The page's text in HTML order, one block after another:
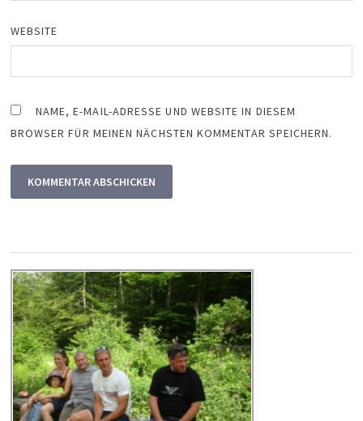
WEBSITE
NAME, E-MAIL-ADRESSE UND WEBSITE IN DIESEM
BROWSER FÜR MEINEN NÄCHSTEN KOMMENTAR SPEICHERN.